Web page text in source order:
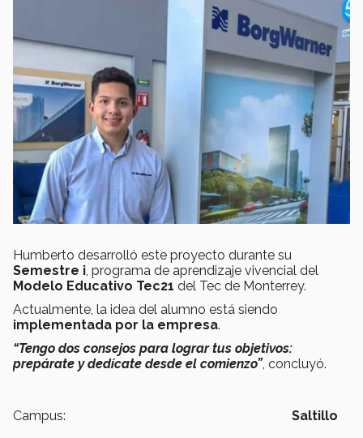
Humberto desarrolló este proyecto durante su
Semestre i, programa de aprendizaje vivencial del
Modelo Educativo Tec21 del Tec de Monterrey.
Actualmente, la idea del alumno está siendo
implementada por la empresa.
“Tengo dos consejos para lograr tus objetivos:
prepárate y dedícate desde el comienzo”, concluyó.
Campus: Saltillo